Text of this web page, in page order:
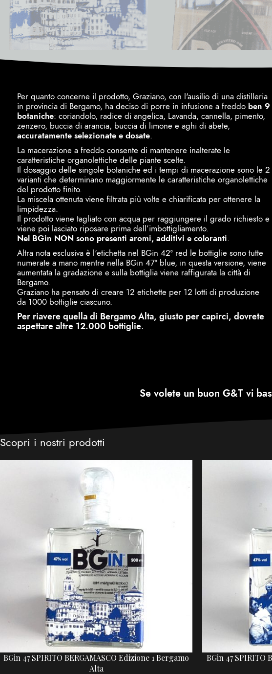
Per quanto concerne il prodotto, Graziano, con l'ausilio di una distilleria
in provincia di Bergamo, ha deciso di porre in infusione a freddo ben 9
botaniche: coriandolo, radice di angelica, Lavanda, cannella, pimento,
zenzero, buccia di arancia, buccia di limone e aghi di abete,
accuratamente selezionate e dosate.
La macerazione a freddo consente di mantenere inalterate le
caratteristiche organolettiche delle piante scelte.
Il dosaggio delle singole botaniche ed i tempi di macerazione sono le 2
varianti che determinano maggiormente le caratteristiche organolettiche
del prodotto finito.
La miscela ottenuta viene filtrata più volte e chiarificata per ottenere la
limpidezza.
Il prodotto viene tagliato con acqua per raggiungere il grado richiesto e
viene poi lasciato riposare prima dell’imbottigliamento.
Nel BGin NON sono presenti aromi, additivi e coloranti.
Altra nota esclusiva è l'etichetta nel BGin 42° red le bottiglie sono tutte
numerate a mano mentre nella BGin 47° blue, in questa versione, viene
aumentata la gradazione e sulla bottiglia viene raffigurata la città di
Bergamo.
Graziano ha pensato di creare 12 etichette per 12 lotti di produzione
da 1000 bottiglie ciascuno.
Per riavere quella di Bergamo Alta, giusto per capirci, dovrete
aspettare altre 12.000 bottiglie.
Se volete un buon G&T vi
Scopri i nostri prodotti
BGin 47 SPIRITO BERGAMASCO Edizione 1 Bergamo
Alta
BGin 47 SPIRITO